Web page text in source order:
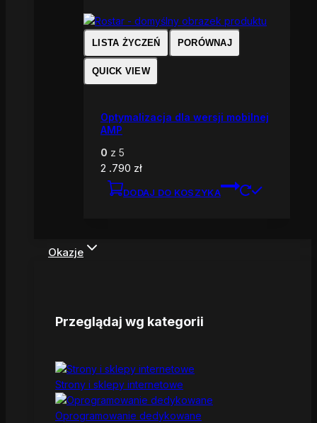
LISTA ŻYCZEŃ PORÓWNAJ
QUICK VIEW
Optymalizacja dla wersji mobilnej
AMP
0 z 5
2 .790 zł
DODAJ DO KOSZYKA
Okazje
Przeglądaj wg kategorii
Strony i sklepy internetowe
Oprogramowanie dedykowane